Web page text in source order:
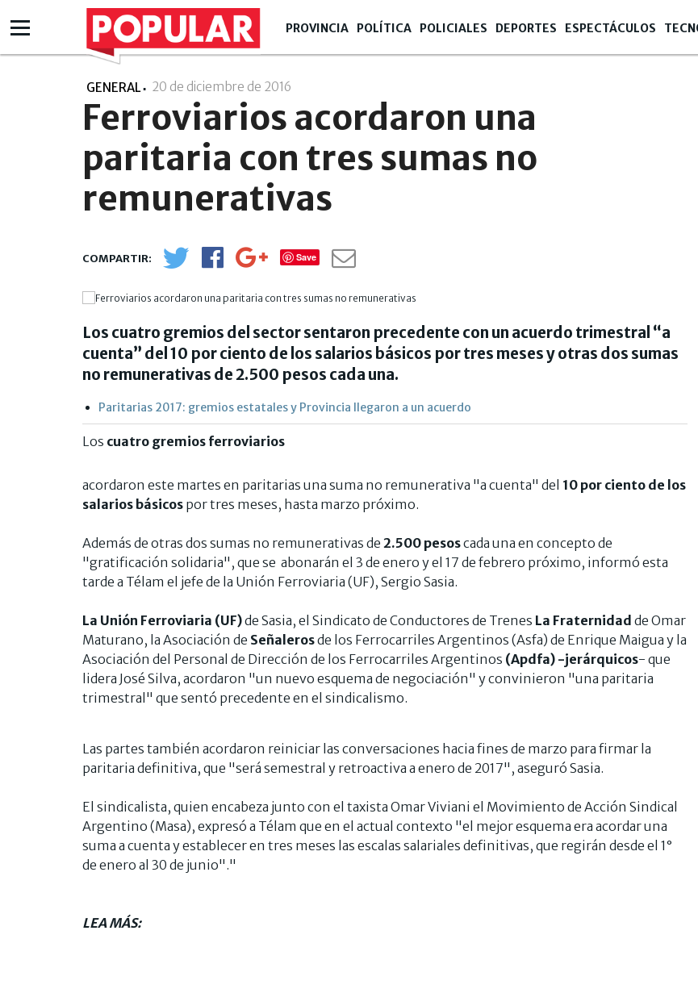
PROVINCIA POLÍTICA POLICIALES DEPORTES ESPECTÁCULOS
GENERAL 20 de diciembre de 2016
Ferroviarios acordaron una
paritaria con tres sumas no
remunerativas
Save
Los cuatro gremios del sector sentaron precedente con un acuerdo trimestral “a
cuenta” del 10 por ciento de los salarios básicos por tres meses y otras dos sumas
no remunerativas de 2.500 pesos cada una.
Paritarias 2017: gremios estatales y Provincia llegaron a un acuerdo
Los cuatro gremios ferroviarios
acordaron este martes en paritarias una suma no remunerativa "a cuenta" del 10 por ciento de los
salarios básicos por tres meses, hasta marzo próximo.
Además de otras dos sumas no remunerativas de 2.500 pesoscada una en concepto de
"gratificación solidaria", que se abonarán el 3 de enero y el 17 de febrero próximo, informó esta
tarde a Télam el jefe de la Unión Ferroviaria (UF), Sergio Sasia.
La Unión Ferroviaria (UF)de Sasia, el Sindicato de Conductores de Trenes La Fraternidad de Omar
Maturano, la Asociación de Señalerosde los Ferrocarriles Argentinos (Asfa) de Enrique Maigua y la
Asociación del Personal de Dirección de los Ferrocarriles Argentinos (Apdfa) -jerárquicos- que
lidera José Silva, acordaron "un nuevo esquema de negociación" y convinieron "una paritaria
trimestral" que sentó precedente en el sindicalismo.
Las partes también acordaron reiniciar las conversaciones hacia fines de marzo para firmar la
paritaria definitiva, que "será semestral y retroactiva a enero de 2017", aseguró Sasia.
El sindicalista, quien encabeza junto con el taxista Omar Viviani el Movimiento de Acción Sindical
Argentino (Masa), expresó a Télam que en el actual contexto "el mejor esquema era acordar una
suma a cuenta y establecer en tres meses las escalas salariales definitivas, que regirán desde el 1°
de enero al 30 de junio"."
LEA MÁS: